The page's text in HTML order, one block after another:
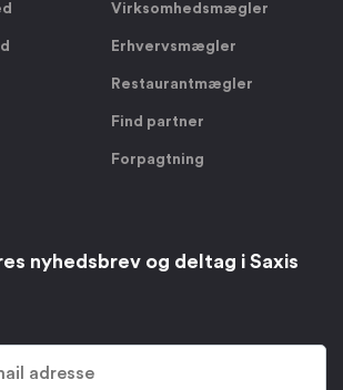
Virksomhedsmægler
Erhvervsmægler
Restaurantmægler
Find partner
Forpagtning
nyhedsbrev og deltag i Saxis